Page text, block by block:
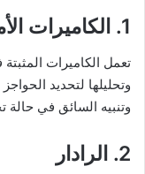
1. الكاميرات الأمامية والخلفية
تعمل الكاميرات
وتحليلها لتحديد
وتنبيه السائق في حالة
2. الرادار